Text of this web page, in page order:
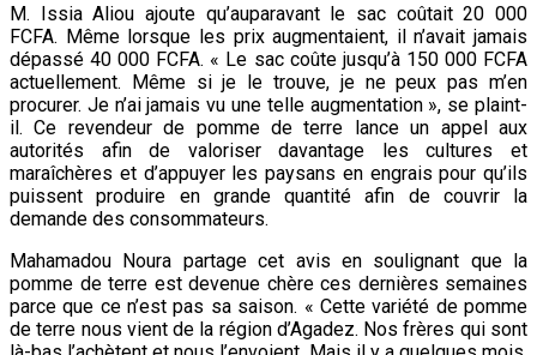
M. Issia Aliou ajoute qu’auparavant le sac coûtait 20 000
FCFA. Même lorsque les prix augmentaient, il n’avait jamais
dépassé 40 000 FCFA. « Le sac coûte jusqu’à 150 000 FCFA
actuellement. Même si je le trouve, je ne peux pas m’en
procurer. Je n’ai jamais vu une telle augmentation », se plaint-
il. Ce revendeur de pomme de terre lance un appel aux
autorités afin de valoriser davantage les cultures et
maraîchères et d’appuyer les paysans en engrais pour qu’ils
puissent produire en grande quantité afin de couvrir la
demande des consommateurs.
Mahamadou Noura partage cet avis en soulignant que la
pomme de terre est devenue chère ces dernières semaines
parce que ce n’est pas sa saison. « Cette variété de pomme
de terre nous vient de la région d’Agadez. Nos frères qui sont